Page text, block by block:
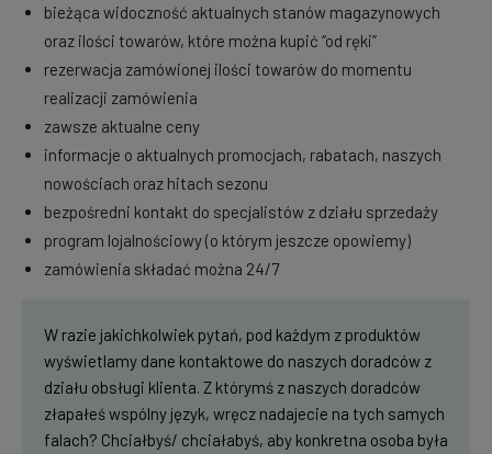
bieżąca widoczność aktualnych stanów magazynowych
oraz ilości towarów, które można kupić “od ręki”
rezerwacja zamówionej ilości towarów do momentu
realizacji zamówienia
zawsze aktualne ceny
informacje o aktualnych promocjach, rabatach, naszych
nowościach oraz hitach sezonu
bezpośredni kontakt do specjalistów z działu sprzedaży
program lojalnościowy (o którym jeszcze opowiemy)
zamówienia składać można 24/7
W razie jakichkolwiek pytań, pod każdym z produktów
wyświetlamy dane kontaktowe do naszych doradców z
działu obsługi klienta. Z którymś z naszych doradców
złapałeś wspólny język, wręcz nadajecie na tych samych
falach? Chciałbyś/ chciałabyś, aby konkretna osoba była